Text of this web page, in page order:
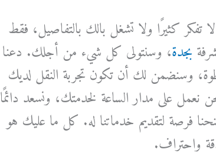
كثيرًا ولا تشغل بالك بالتفاصيل، فقط
بجدة، وسنتولى كل شيء من أجلك. دعنا
وسنضمن لك أن تكون تجربة النقل لديك
نعمل على مدار الساعة لخدمتك، ونسعد دائمًا
فرصة لتقديم خدماتنا له. كل ما عليك هو
واحتراف.